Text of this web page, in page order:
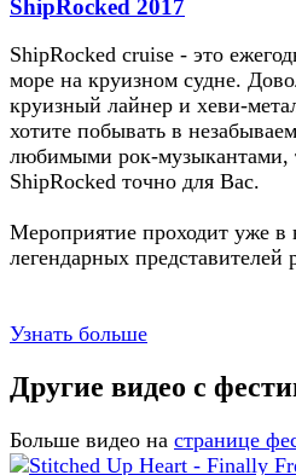
ShipRocked 2017
ShipRocked cruise - это
море на круизном судне.
круизный лайнер и хеви-
хотите побывать в
любимыми рок-музыкантами,
ShipRocked точно для Вас.
Мероприятие проходит уже в
легендарных представителей
Узнать больше
Другие видео с
Больше видео на странице